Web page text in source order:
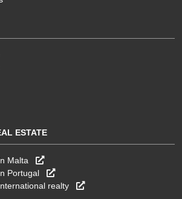
ESTATE
Malta
Portugal
realty